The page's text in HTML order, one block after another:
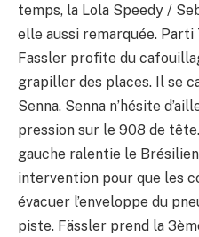
temps, la Lola Speedy /
elle aussi remarquée.
Fassler profite du
grapiller des places. Il se
Senna. Senna n’hésite
pression sur le 908 de
gauche ralentie le
intervention pour que les
évacuer l’enveloppe du
piste. Fässler prend la